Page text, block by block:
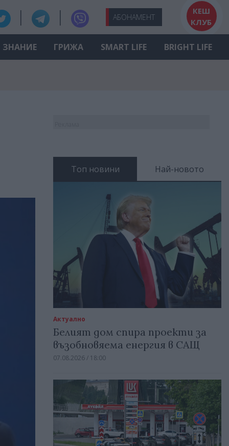
АБОНАМЕНТ
КЕШ
КЛУБ
ЗНАНИЕ ГРИЖА SMART LIFE BRIGHT LIFE
Топ новини Най-новото
Актуално
Белият дом спира проекти за
възобновяема енергия в САЩ
07.08.2026 / 18:00